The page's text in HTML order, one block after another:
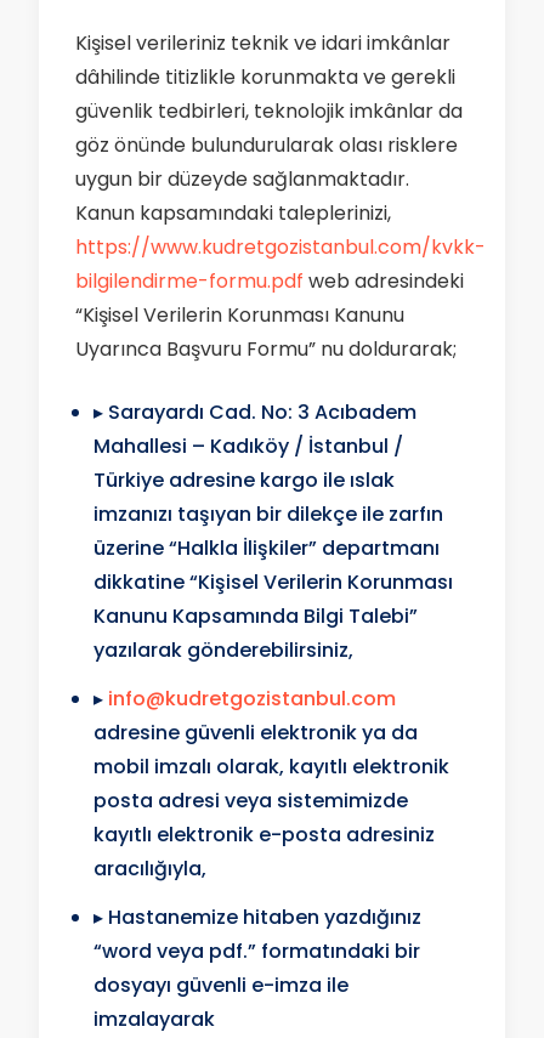
Kişisel verileriniz teknik ve idari imkânlar
dâhilinde titizlikle korunmakta ve gerekli
güvenlik tedbirleri, teknolojik imkânlar da
göz önünde bulundurularak olası risklere
uygun bir düzeyde sağlanmaktadır.
Kanun kapsamındaki taleplerinizi,
https://www.kudretgozistanbul.com/kvkk-
bilgilendirme-formu.pdf web adresindeki
“Kişisel Verilerin Korunması Kanunu
Uyarınca Başvuru Formu” nu doldurarak;
▸ Sarayardı Cad. No: 3 Acıbadem
Mahallesi – Kadıköy / İstanbul /
Türkiye adresine kargo ile ıslak
imzanızı taşıyan bir dilekçe ile zarfın
üzerine “Halkla İlişkiler” departmanı
dikkatine “Kişisel Verilerin Korunması
Kanunu Kapsamında Bilgi Talebi”
yazılarak gönderebilirsiniz,
▸ info@kudretgozistanbul.com
adresine güvenli elektronik ya da
mobil imzalı olarak, kayıtlı elektronik
posta adresi veya sistemimizde
kayıtlı elektronik e-posta adresiniz
aracılığıyla,
▸ Hastanemize hitaben yazdığınız
“word veya pdf.” formatındaki bir
dosyayı güvenli e-imza ile
imzalayarak